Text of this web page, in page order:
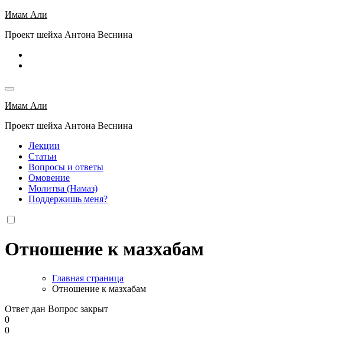
Перейти
содержимому
Имам Али
Проект шейха Антона Веснина
Имам Али
Проект шейха Антона Веснина
Лекции
Статьи
Вопросы и ответы
Омовение
Молитва (Намаз)
Поддержишь меня?
Отношение к мазхабам
Главная страница
Отношение к мазхабам
Ответ дан Вопрос закрыт
0
0